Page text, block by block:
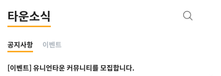
타운소식
공지사항 이벤트
[이벤트] 유니언타운 커뮤니티를 모집합니다.